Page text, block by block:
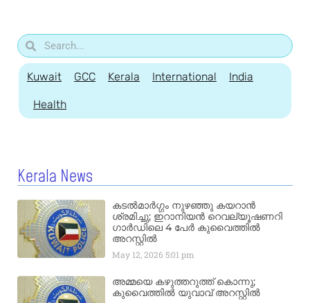
Kuwait GCC Kerala International India
Health
Kerala News
കടൽമാർഗ്ഗം നുഴഞ്ഞു കയറാൻ
ശ്രമിച്ചു; ഇറാനിയൻ റെവല്യൂഷണറി
ഗാർഡിലെ 4 പേർ കുവൈത്തിൽ
അറസ്റ്റിൽ
May 12, 20265:01 pm
അമ്മയെ കഴുത്തറുത്ത് കൊന്നു;
കുവൈത്തിൽ യുവാവ് അറസ്റ്റിൽ